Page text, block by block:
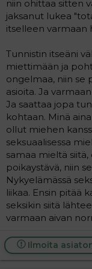
jatkuvalla
tautia
tytön elämä oli
Minulle aloitettiin
niskalihasten
huimauksen.
fysioterapiassa,
oli hidasta ja
tapahtua
Pystyin
aloittamaan
Olin 13- vuotias
kova paikka (
paljon isäni
Muutimme äitin
omaan asuntoon
vaiheessa minua
pois). Aloitin siinä
koin ihastumisia
hänen ohitseen.
ottamasta
niin ohittaa sitten
jaksanut lukea
itselleen varmaan
Tunnistin itseäni
miettimään ja
ongelmaa, niin se
asioita. Ja
Ja saattaa jopa
kohtaan. Minä
ollut miehen
seksuaalisessa
samaa mieltä
poikaystävä, niin
Nykyelämässä
liikaa. Ensin pitää
seksikin siitä
varmaan aivan
Ilmoita